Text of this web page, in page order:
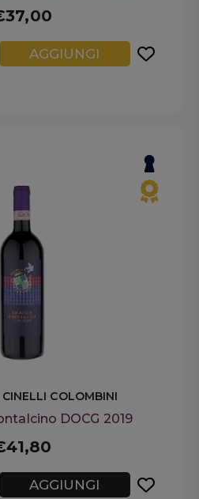
AGGIUNGI
COLOMBINI
DOCG 2019
AGGIUNGI